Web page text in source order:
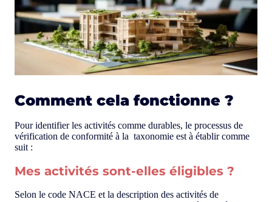
Comment cela fonctionne ?
Pour identifier les activités comme durables, le processus de
vérification de conformité à la taxonomie est à établir comme
suit :
Mes activités sont-elles éligibles ?
Selon le code NACE et la description des activités de